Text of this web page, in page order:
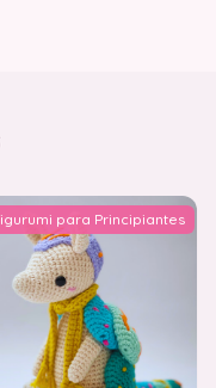
para Principiantes